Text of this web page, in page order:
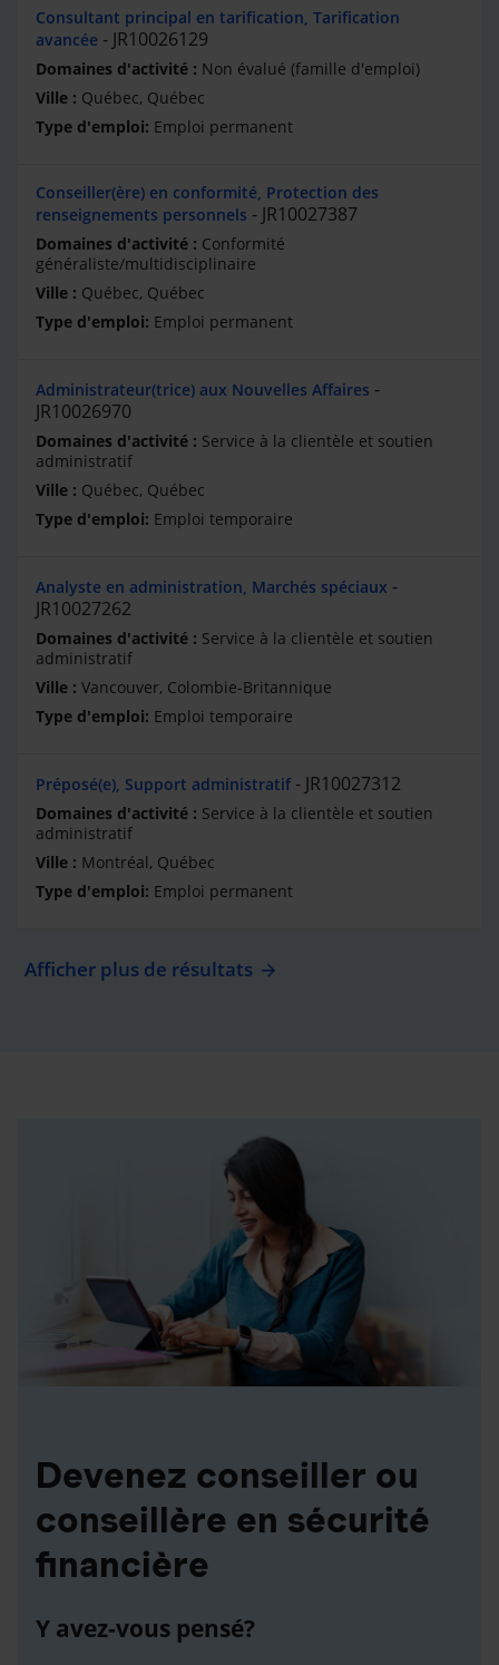
Consultant principal en tarification, Tarification
avancée
JR10026129
Non évalué (famille d'emploi)
Québec, Québec
Emploi permanent
Conseiller(ère) en conformité, Protection des
renseignements personnels
JR10027387
Conformité
généraliste/multidisciplinaire
Québec, Québec
Emploi permanent
Administrateur(trice) aux Nouvelles Affaires
JR10026970
Service à la clientèle et soutien
administratif
Québec, Québec
Emploi temporaire
Analyste en administration, Marchés spéciaux
JR10027262
Service à la clientèle et soutien
administratif
Vancouver, Colombie-Britannique
Emploi temporaire
Préposé(e), Support administratif JR10027312
Service à la clientèle et soutien
administratif
Montréal, Québec
Emploi permanent
Afficher plus de résultats
Devenez conseiller ou
conseillère en sécurité
financière
Y avez-vous pensé?